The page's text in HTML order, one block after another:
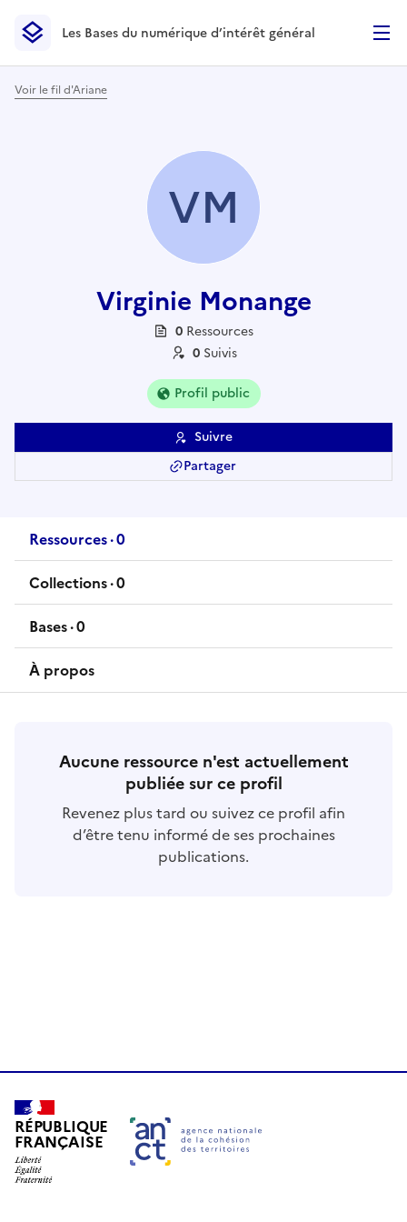
Les Bases du numérique d’intérêt général- Retour à la
Les Bases du numérique d’intérêt général
Voir le fil d'Ariane
VM
Virginie Monange
0 Ressources
0 Suivis
Profil public
Suivre
Partager
Ressources·0
ressources
Collections·0
collections
Bases·0
bases
À propos
Aucune ressource n'est actuellement
publiée sur ce profil
Revenez plus tard ou suivez ce profil afin
d’être tenu informé de ses prochaines
publications.
RÉPUBLIQUE
FRANÇAISE